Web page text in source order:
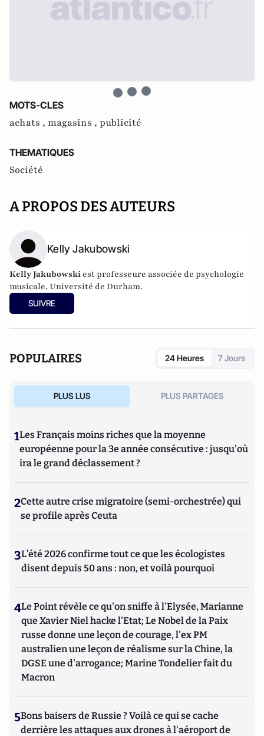
MOTS-CLES
achats , magasins , publicité
THEMATIQUES
Société
A PROPOS DES AUTEURS
Kelly Jakubowski
Kelly Jakubowski est professeure associée de psychologie
musicale, Université de Durham.
SUIVRE
POPULAIRES 24 Heures 7 Jours
PLUS LUS PLUS PARTAGES
1Les Français moins riches que la moyenne
européenne pour la 3e année consécutive : jusqu'où
ira le grand déclassement ?
2Cette autre crise migratoire (semi-orchestrée) qui
se profile après Ceuta
3L’été 2026 confirme tout ce que les écologistes
disent depuis 50 ans : non, et voilà pourquoi
4Le Point révèle ce qu'on sniffe à l'Elysée, Marianne
que Xavier Niel hacke l'Etat; Le Nobel de la Paix
russe donne une leçon de courage, l'ex PM
australien une leçon de réalisme sur la Chine, la
DGSE une d'arrogance; Marine Tondelier fait du
Macron
5Bons baisers de Russie ? Voilà ce qui se cache
derrière les attaques aux drones à l'aéroport de